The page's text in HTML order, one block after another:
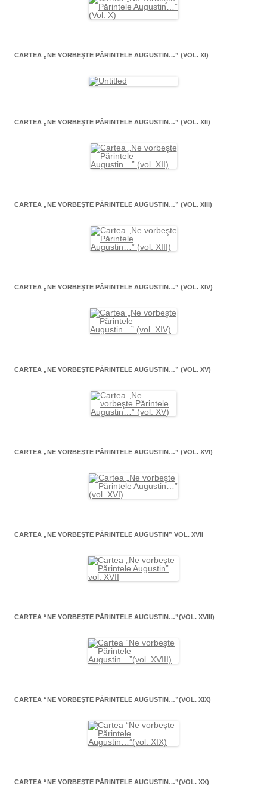
CARTEA „NE VORBEŞTE PĂRINTELE AUGUSTIN…” (VOL. XI)
CARTEA „NE VORBEŞTE PĂRINTELE AUGUSTIN…” (VOL. XII)
CARTEA „NE VORBEŞTE PĂRINTELE AUGUSTIN…” (VOL. XIII)
CARTEA „NE VORBEŞTE PĂRINTELE AUGUSTIN…” (VOL. XIV)
CARTEA „NE VORBEŞTE PĂRINTELE AUGUSTIN…” (VOL. XV)
CARTEA „NE VORBEŞTE PĂRINTELE AUGUSTIN…” (VOL. XVI)
CARTEA „NE VORBEŞTE PĂRINTELE AUGUSTIN” VOL. XVII
CARTEA “NE VORBEŞTE PĂRINTELE AUGUSTIN…”(VOL. XVIII)
CARTEA “NE VORBEŞTE PĂRINTELE AUGUSTIN…”(VOL. XIX)
CARTEA “NE VORBEŞTE PĂRINTELE AUGUSTIN…”(VOL. XX)